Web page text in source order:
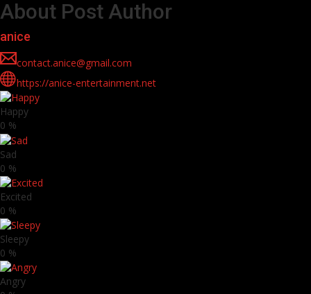
About Post Author
anice
contact.anice@gmail.com
https://anice-entertainment.net
Happy
0 %
Sad
0 %
Excited
0 %
Sleepy
0 %
Angry